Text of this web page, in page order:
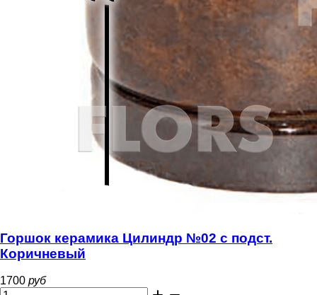
Горшок керамика Цилиндр №02 с подст.
Коричневый
1700 руб